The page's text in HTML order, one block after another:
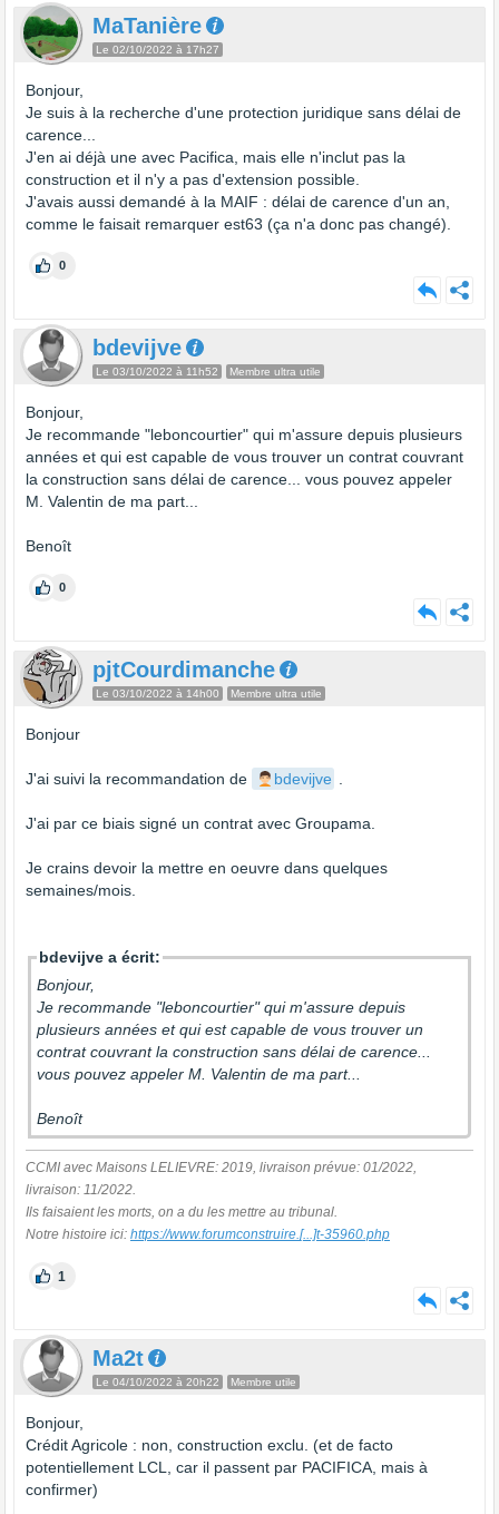
MaTanière
Le 02/10/2022 à 17h27
Bonjour,
Je suis à la recherche d'une protection juridique sans délai de
carence...
J'en ai déjà une avec Pacifica, mais elle n'inclut pas la
construction et il n'y a pas d'extension possible.
J'avais aussi demandé à la MAIF : délai de carence d'un an,
comme le faisait remarquer est63 (ça n'a donc pas changé).
0
bdevijve
Le 03/10/2022 à 11h52 Membre ultra utile
Bonjour,
Je recommande "leboncourtier" qui m'assure depuis plusieurs
années et qui est capable de vous trouver un contrat couvrant
la construction sans délai de carence... vous pouvez appeler
M. Valentin de ma part...
Benoît
0
pjtCourdimanche
Le 03/10/2022 à 14h00 Membre ultra utile
Bonjour
J'ai suivi la recommandation de bdevijve
J'ai par ce biais signé un contrat avec Groupama.
Je crains devoir la mettre en oeuvre dans quelques
semaines/mois.
bdevijve a écrit:
Bonjour,
Je recommande "leboncourtier" qui m'assure depuis
plusieurs années et qui est capable de vous trouver un
contrat couvrant la construction sans délai de carence...
vous pouvez appeler M. Valentin de ma part...
Benoît
CCMI avec Maisons LELIEVRE: 2019, livraison prévue: 01/2022,
livraison: 11/2022.
Ils faisaient les morts, on a du les mettre au tribunal.
Notre histoire ici: https://www.forumconstruire.[...]t-35960.php
1
Ma2t
Le 04/10/2022 à 20h22 Membre utile
Bonjour,
Crédit Agricole : non, construction exclu. (et de facto
potentiellement LCL, car il passent par PACIFICA, mais à
confirmer)